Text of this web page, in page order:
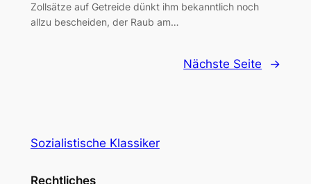
Zollsätze auf Getreide dünkt ihm bekanntlich noch
allzu bescheiden, der Raub am…
Nächste Seite →
Sozialistische Klassiker
Rechtliches